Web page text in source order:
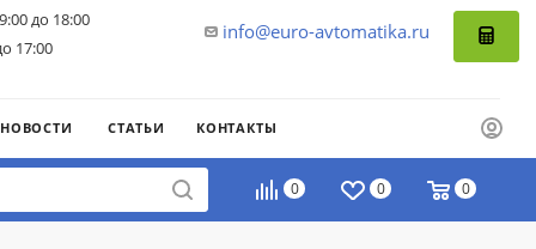
info@euro-avtomatika.ru
до 18:00
17:00
НОВОСТИ СТАТЬИ КОНТАКТЫ
0 0 0